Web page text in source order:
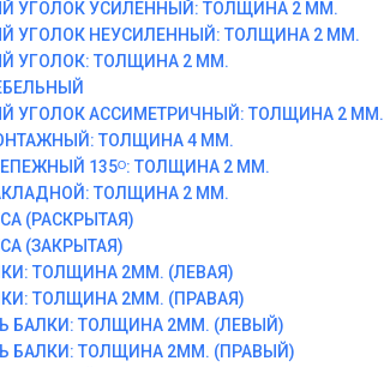
УГОЛОК УСИЛЕННЫЙ: ТОЛЩИНА 2 ММ.
УГОЛОК НЕУСИЛЕННЫЙ: ТОЛЩИНА 2 ММ.
УГОЛОК: ТОЛЩИНА 2 ММ.
УГОЛОК АССИМЕТРИЧНЫЙ: ТОЛЩИНА 2 ММ.
ТОЛЩИНА 4 ММ.
135ᴼ: ТОЛЩИНА 2 ММ.
ТОЛЩИНА 2 ММ.
(РАСКРЫТАЯ)
(ЗАКРЫТАЯ)
ТОЛЩИНА 2ММ. (ЛЕВАЯ)
ТОЛЩИНА 2ММ. (ПРАВАЯ)
БАЛКИ: ТОЛЩИНА 2ММ. (ЛЕВЫЙ)
БАЛКИ: ТОЛЩИНА 2ММ. (ПРАВЫЙ)